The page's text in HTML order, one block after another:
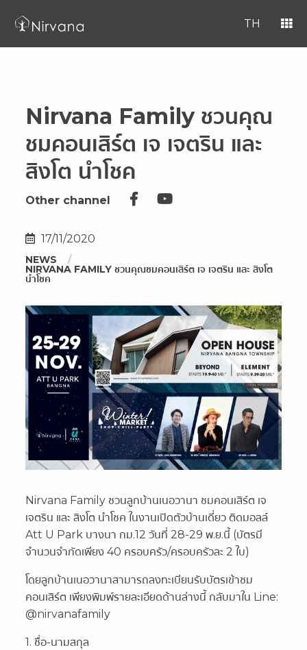
TH
Nirvana Family ชวนคุณ
ชมคอนเสิร์ต เจ เจตริน และ
สิงโต นำโชค
Other channel
17/11/2020
NEWS
NIRVANA FAMILY ชวนคุณชมคอนเสิร์ต เจ เจตริน และ สิงโต
นำโชค
Nirvana Family ชวนลูกบ้านเนอวานา ชมคอนเสิร์ต เจ
เจตริน และ สิงโต นำโชค ในงานเปิดตัวบ้านเดี่ยว ติดมอลล์
Att U Park บางนา กม.12 วันที่ 28-29 พ.ย.นี้ (บัตรมี
จำนวนจำกัดเพียง 40 ครอบครัว/ครอบครัวละ 2 ใบ)
โดยลูกบ้านเนอวานาสามารถลงทะเบียนรับบัตรเข้าชม
คอนเสิร์ต เพียงพิมพ์รายละเอียดด้านล่างนี้ กลับมาใน Line:
@nirvanafamily
1. ชื่อ-นามสกุล